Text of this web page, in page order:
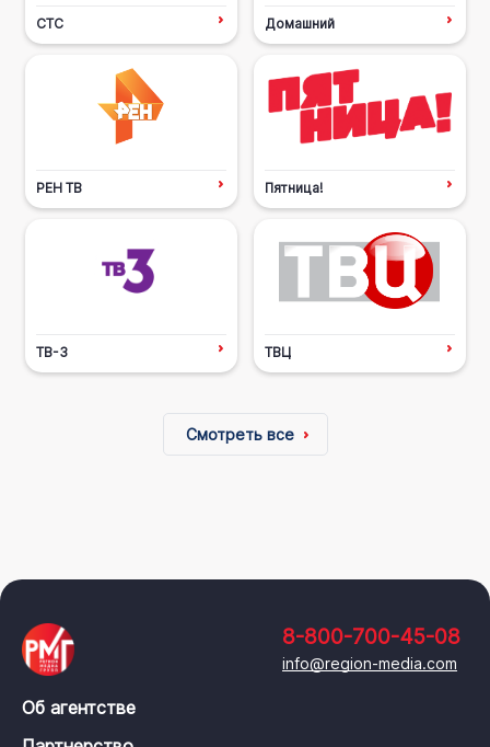
СТС Домашний
РЕН ТВ Пятница!
ТВ-3 ТВЦ
Смотреть все
8-800-700-45-08
info@region-media.com
Об агентстве